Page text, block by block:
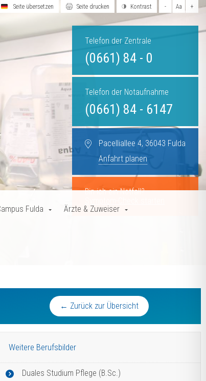
Seite übersetzen Seite drucken Kontrast - Aa +
Telefon der Zentrale
(0661) 84 - 0
Telefon der Notaufnahme
(0661) 84 - 6147
Pacelliallee 4, 36043 Fulda
Anfahrt planen
Bin ich ein Notfall?
Fulda Ärzte & Zuweiser
← Zurück zur Übersicht
Weitere Berufsbilder
Duales Studium Pflege (B.Sc.)